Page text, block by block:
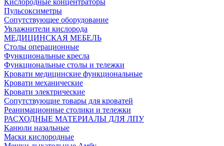
Кислородные концентраторы
Пульсоксиметры
Сопутствующее оборудование
Увлажнители кислорода
МЕДИЦИНСКАЯ МЕБЕЛЬ
Столы операционные
Функциональные кресла
Функциональные столы и тележки
Кровати медицинские функциональные
Кровати механические
Кровати электрические
Сопутствующие товары для кроватей
Реанимационные столики и тележки
РАСХОДНЫЕ МАТЕРИАЛЫ ДЛЯ ЛПУ
Канюли назальные
Маски кислородные